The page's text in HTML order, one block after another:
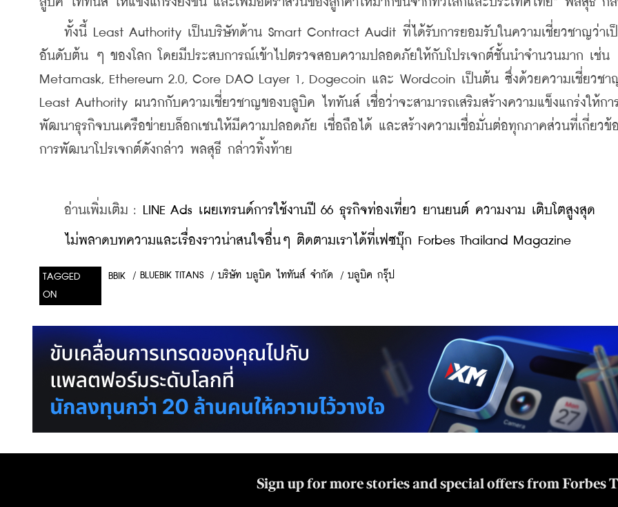
ลูบิค ไททันส์ ให้แข็งแกร่งยิ่งขึ้น และเพิ่มอัตราส่วนของลูกค้าให้มากขึ้นจากทั่วโลกและประเทศไทย” พลสุธี กล่
ทั้งนี้ Least Authority เป็นบริษัทด้าน Smart Contract Audit ที่ได้รับการยอมรับในความเชี่ยวชาญว่าเ
อันดับต้น ๆ ของโลก โดยมีประสบการณ์เข้าไปตรวจสอบความปลอดภัยให้กับโปรเจกต์ชั้นนำจำนวนมาก เช่น
Metamask, Ethereum 2.0, Core DAO Layer 1, Dogecoin และ Wordcoin เป็นต้น ซึ่งด้วยความเชี่ยวชา
Least Authority ผนวกกับความเชี่ยวชาญของบลูบิค ไททันส์ เชื่อว่าจะสามารถเสริมสร้างความแข็งแกร่งให้กา
พัฒนาธุรกิจบนเครือข่ายบล็อกเชนให้มีความปลอดภัย เชื่อถือได้ และสร้างความเชื่อมั่นต่อทุกภาคส่วนที่เกี่ยวข้
การพัฒนาโปรเจกต์ดังกล่าว พลสุธี กล่าวทิ้งท้าย
อ่านเพิ่มเติม : LINE Ads เผยเทรนด์การใช้งานปี 66 ธุรกิจท่องเที่ยว ยานยนต์ ความงาม เติบโตสูงสุด
ไม่พลาดบทความและเรื่องราวน่าสนใจอื่นๆ ติดตามเราได้ที่เฟซบุ๊ก Forbes Thailand Magazine
TAGGED
ON
BBIK / BLUEBIK TITANS / บริษัท บลูบิค ไททันส์ จำกัด / บลูบิค กรุ๊ป
Sign up for more stories and special offers from Forbes